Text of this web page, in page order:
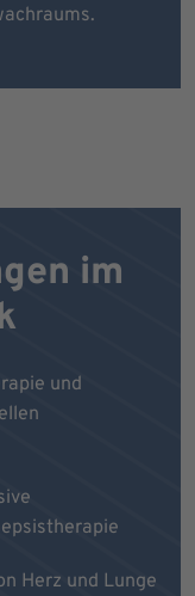
im
und
Herz und Lunge